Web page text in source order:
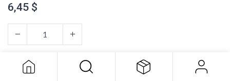
6,45 $
AJOUTER AU PANIER
Heat Shrink Ring Terminals 16-14
AWG Pck3
6,45$